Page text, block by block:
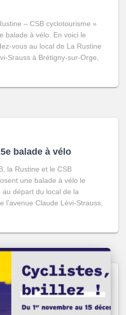
– CSB cyclotourisme »
balade à vélo. En voici le
vous au local de La Rustine
Srauss à Brétigny-sur-Orge,
balade à vélo
la Rustine et le CSB
une balade à vélo le
départ du local de la
l’avenue Claude Lévi-Strauss,